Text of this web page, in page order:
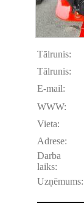
Tālrunis:
Tālrunis:
E-mail:
WWW:
Vieta:
Adrese:
Darba
laiks:
Uzņēmums: